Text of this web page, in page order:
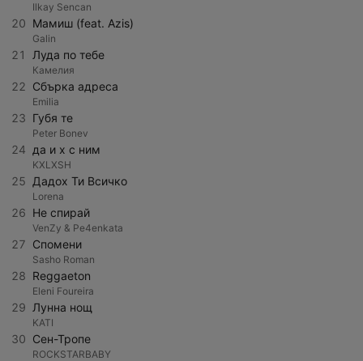
Ilkay Sencan
20 Мамиш (feat. Azis)
Galin
21 Луда по тебе
Камелия
22 Сбърка адреса
Emilia
23 Губя те
Peter Bonev
24 да и х с ним
KXLXSH
25 Дадох Ти Всичко
Lorena
26 Не спирай
VenZy & Pe4enkata
27 Спомени
Sasho Roman
28 Reggaeton
Eleni Foureira
29 Лунна нощ
KATI
30 Сен-Тропе
ROCKSTARBABY